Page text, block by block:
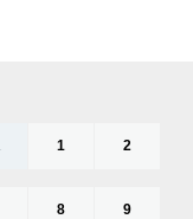
1 2
8 9